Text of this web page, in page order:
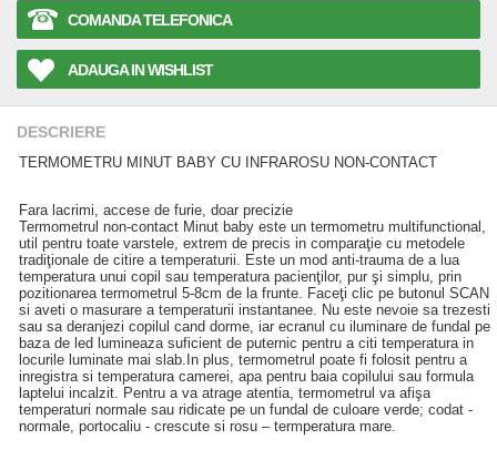
COMANDA TELEFONICA
ADAUGA IN WISHLIST
DESCRIERE
TERMOMETRU MINUT BABY CU INFRAROSU NON-CONTACT
Fara lacrimi, accese de furie, doar precizie
Termometrul non-contact Minut baby este un termometru multifunctional,
util pentru toate varstele, extrem de precis in comparaţie cu metodele
tradiţionale de citire a temperaturii. Este un mod anti-trauma de a lua
temperatura unui copil sau temperatura pacienţilor, pur şi simplu, prin
pozitionarea termometrul 5-8cm de la frunte. Faceţi clic pe butonul SCAN
si aveti o masurare a temperaturii instantanee. Nu este nevoie sa trezesti
sau sa deranjezi copilul cand dorme, iar ecranul cu iluminare de fundal pe
baza de led lumineaza suficient de puternic pentru a citi temperatura in
locurile luminate mai slab.In plus, termometrul poate fi folosit pentru a
inregistra si temperatura camerei, apa pentru baia copilului sau formula
laptelui incalzit. Pentru a va atrage atentia, termometrul va afişa
temperaturi normale sau ridicate pe un fundal de culoare verde; codat -
normale, portocaliu - crescute si rosu – termperatura mare.